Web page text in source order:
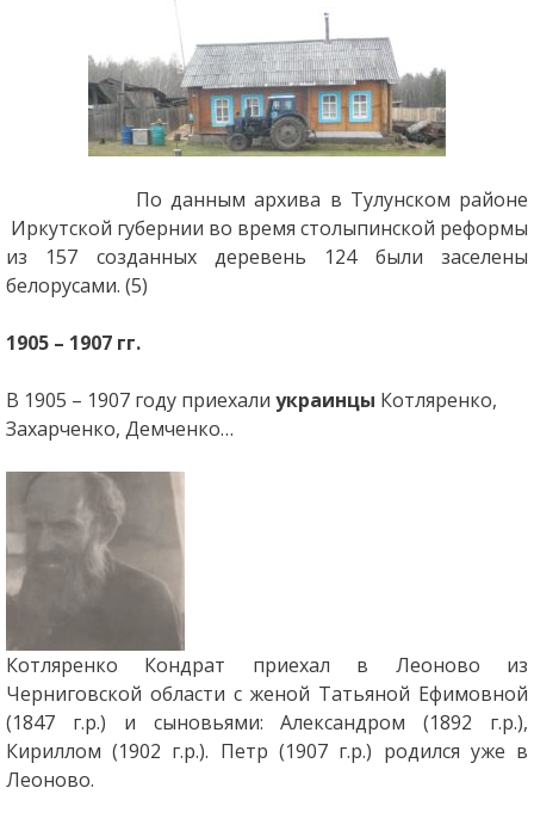
По данным архива в Тулунском районе
Иркутской губернии во время столыпинской реформы
из 157 созданных деревень 124 были заселены
белорусами. (5)
1905 – 1907 гг.
В 1905 – 1907 году приехали украинцы Котляренко,
Захарченко, Демченко…
Котляренко Кондрат приехал в Леоново из
Черниговской области с женой Татьяной Ефимовной
(1847 г.р.) и сыновьями: Александром (1892 г.р.),
Кириллом (1902 г.р.). Петр (1907 г.р.) родился уже в
Леоново.